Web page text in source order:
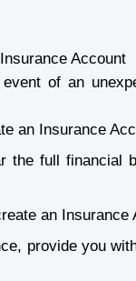
Account
of an
an Insurance
the full financial
an Insurance
provide you